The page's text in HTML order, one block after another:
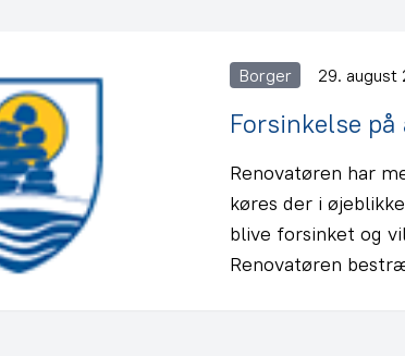
Borger 29. august
Forsinkelse
Renovatøren har
køres der i
blive forsinket og
Renovatøren